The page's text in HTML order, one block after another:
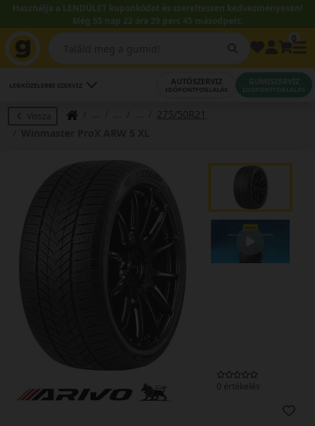
Használja a LENDÜLET kuponkódot és szereltessen kedvezményesen!
Még 55 nap 22 óra 29 perc 45 másodperc.
LEGKÖZELEBBI SZERVIZ AUTÓSZERVIZ
IDŐPONTFOGLALÁS
GUMISZERVIZ
IDŐPONTFOGLALÁS
Vissza
275/50R21
0 értékelés